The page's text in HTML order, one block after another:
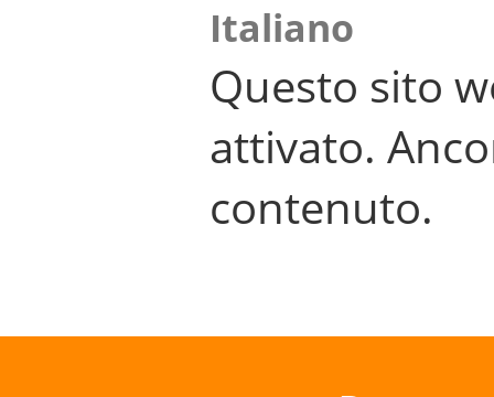
Italiano
Questo sito
attivato.
contenuto.